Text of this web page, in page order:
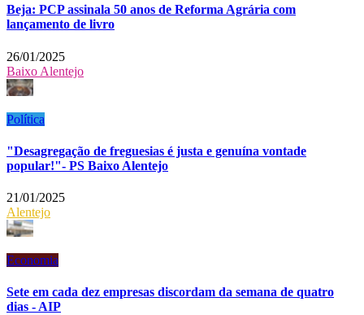
Beja: PCP assinala 50 anos de Reforma Agrária com
lançamento de livro
26/01/2025
Baixo Alentejo
Política
"Desagregação de freguesias é justa e genuína vontade
popular!"- PS Baixo Alentejo
21/01/2025
Alentejo
Economia
Sete em cada dez empresas discordam da semana de quatro
dias - AIP